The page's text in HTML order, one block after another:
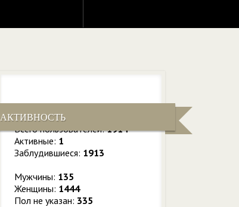
АКТИВНОСТЬ
Всего пользователей:1914
Активные: 1
Заблудившиеся: 1913
Мужчины: 135
Женщины: 1444
Пол не указан: 335